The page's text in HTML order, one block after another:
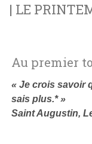
| LE
Au premier
« Je crois savoir
sais plus.* »
Saint Augustin,